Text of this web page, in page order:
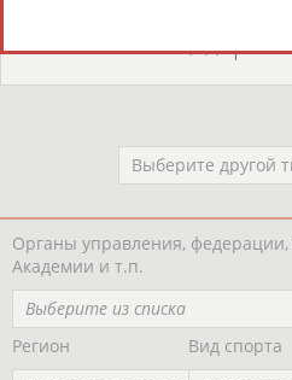
РЕСУРСНАЯ ПЛОЩАДКА
Региональные
Выберите другой
Органы управления,
Академии и т.п.
Выберите из списка
Регион
Вид спорта